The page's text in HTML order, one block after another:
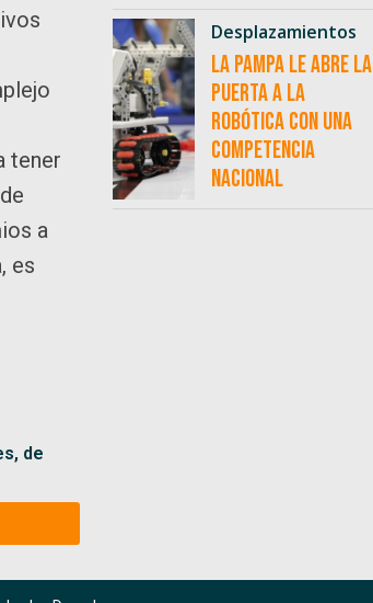
tener
a
es
de
Desplazamientos
La Pampa le abre la
puerta a la
robótica con una
competencia
nacional